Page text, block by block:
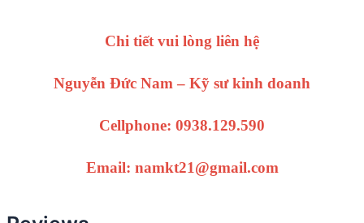
Chi tiết vui lòng liên hệ
Nguyễn Đức Nam – Kỹ sư kinh doanh
Cellphone: 0938.129.590
Email: namkt21@gmail.com